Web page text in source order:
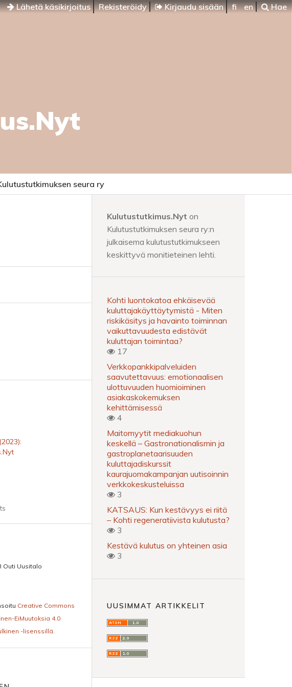
Lähetä käsikirjoitus Rekisteröidy Kirjaudu sisään fi en Hae
seura ry
Outi Uusitalo
Creative Commons
EiMuutoksia 4.0
-lisenssillä.
Kulutustutkimus.Nyt on
Kulutustutkimuksen seura ry:n
julkaisema kulutustutkimukseen
keskittyvä monitieteinen lehti.
Kohti luontokatoa ehkäisevää
kuluttajakäyttäytymistä - Miten
riskikäsitys ja havainto toiminnan
vaikuttavuudesta edistävät
kuluttajan toimintaa?
17
Verkkopankkipalveluiden
saavutettavuus: emotionaalisen
ulottuvuuden huomioiminen
asiakaskokemuksen
kehittämisessä
4
Maitomyytit mediakuohun
keskellä – Gastronationalismin ja
gastroplanetaarisuuden
kuluttajadiskurssit
kaurajuomakampanjan uutisoinnin
verkkokeskusteluissa
3
KATSAUS: Kun kestävyys ei riitä
– Kohti regeneratiivista kulutusta?
3
Kestävä kulutus on yhteinen asia
3
UUSIMMAT ARTIKKELIT